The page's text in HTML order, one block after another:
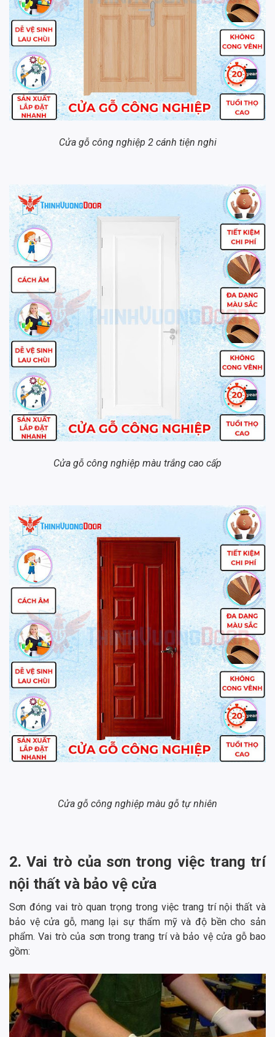
Cửa gỗ công nghiệp 2 cánh tiện nghi
Cửa gỗ công nghiệp màu trắng cao cấp
Cửa gỗ công nghiệp màu gỗ tự nhiên
2. Vai trò của sơn trong việc trang trí
nội thất và bảo vệ cửa
Sơn đóng vai trò quan trọng trong việc trang trí nội thất và
bảo vệ cửa gỗ, mang lại sự thẩm mỹ và độ bền cho sản
phẩm. Vai trò của sơn trong trang trí và bảo vệ cửa gỗ bao
gồm: